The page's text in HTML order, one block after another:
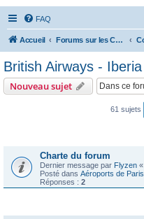
FAQ
Accueil Forums sur les Compagnies Aériennes
British Airways - Iberia
Nouveau sujet
61 sujets
Charte du forum
Dernier message par Flyzen «
Posté dans Aéroports de
Réponses : 2